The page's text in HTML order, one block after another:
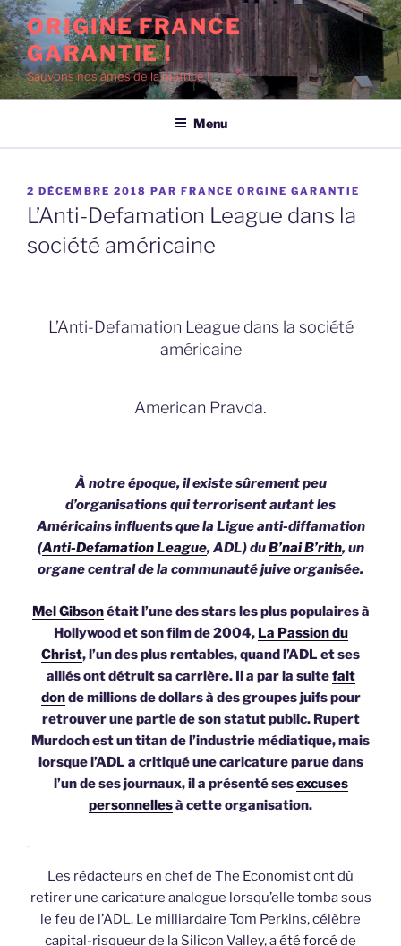
Aller
au
contenu
principal
ORIGINE FRANCE
GARANTIE !
Sauvons nos âmes de la matrice !
Menu
PUBLIÉ
LE
2 DÉCEMBRE 2018 PAR FRANCE ORGINE GARANTIE
L’Anti-Defamation League dans la
société américaine
L’Anti-Defamation League dans la société
américaine
American Pravda.
À notre époque, il existe sûrement peu
d’organisations qui terrorisent autant les
Américains influents que la Ligue anti-diffamation
(Anti-Defamation League, ADL) duB’nai B’rith, un
organe central de la communauté juive organisée.
Mel Gibsonétait l’une des stars les plus populaires à
Hollywood et son film de 2004, La Passion du
Christ, l’un des plus rentables, quand l’ADL et ses
alliés ont détruit sa carrière. Il a par la suitefait
donde millions de dollars à des groupes juifs pour
retrouver une partie de son statut public. Rupert
Murdoch est un titan de l’industrie médiatique, mais
lorsque l’ADL a critiqué une caricature parue dans
l’un de ses journaux, il a présenté sesexcuses
personnellesà cette organisation.
Les rédacteurs en chef de The Economist ont dû
retirer une caricature analogue lorsqu’elle tomba sous
le feu de l’ADL. Le milliardaire Tom Perkins, célèbre
capital-risqueur de la Silicon Valley, aété forcé de